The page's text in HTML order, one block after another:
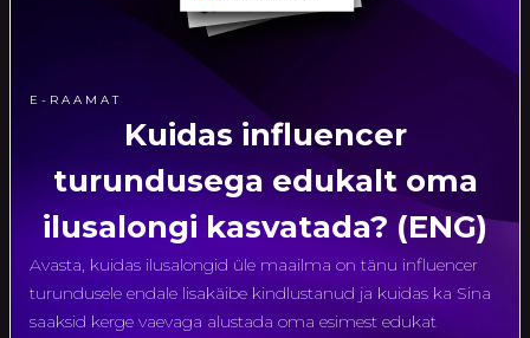
E-RAAMAT
Kuidas influencer
turundusega edukalt oma
ilusalongi kasvatada? (ENG)
Avasta, kuidas ilusalongid üle maailma on tänu influencer
turundusele endale lisakäibe kindlustanud ja kuidas ka Sina
saaksid kerge vaevaga alustada oma esimest edukat